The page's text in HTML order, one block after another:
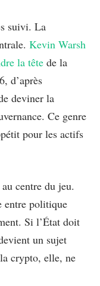
suivi. La
Kevin Warsh
la tête de la
d’après
deviner la
Ce genre
pour les actifs
centre du jeu.
entre politique
Si l’État doit
un sujet
crypto, elle, ne